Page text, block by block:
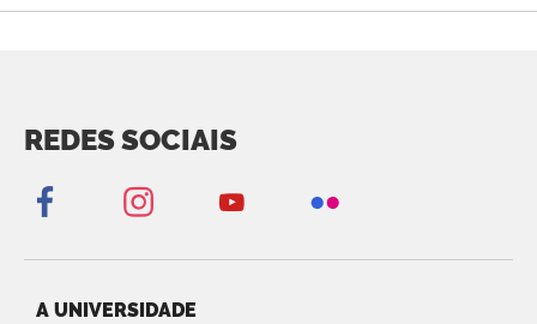
REDES SOCIAIS
A UNIVERSIDADE